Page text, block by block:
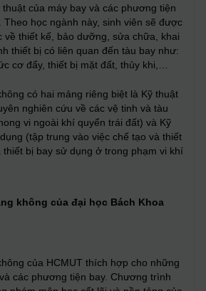
của máy bay và các phương tiện
Theo học ngành này, sinh viên sẽ được
về thiết kế, bảo dưỡng, sửa chữa, khai
thiết bị có liên quan đến tàu bay như:
cơ đẩy, thiết bị mặt đất, thủy khi,…
có hai mảng riêng biệt là Kỹ thuật
nghiên cứu về các vệ tinh và tàu
vi ngoài khí quyển trái đất) và Kỹ
(tập trung vào việc chế tạo và thiết
thiết bị bay sử dụng ở trong phạm vi khí
không của đại học Bách Khoa
của HCMUT thích hợp cho những
các phương tiện bay. Chương trình